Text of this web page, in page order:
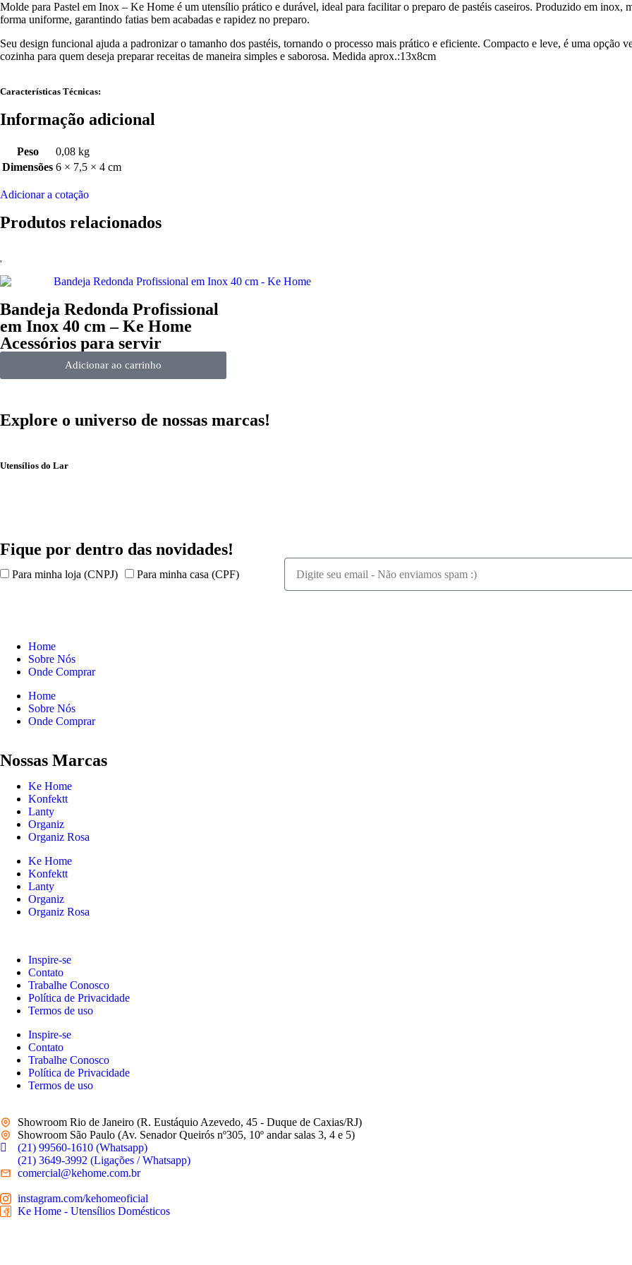
Molde para Pastel em Inox – Ke Home é um utensílio prático e durável, ideal para facilitar o preparo de pastéis caseiros. Produzido em inox,
forma uniforme, garantindo fatias bem acabadas e rapidez no preparo.
Seu design funcional ajuda a padronizar o tamanho dos pastéis, tornando o processo mais prático e eficiente. Compacto e leve, é uma opção
cozinha para quem deseja preparar receitas de maneira simples e saborosa. Medida aprox.:13x8cm
Características Técnicas:
Informação adicional
Peso
0,08 kg
Dimensões 6 × 7,5 × 4 cm
Adicionar a cotação
Produtos relacionados
Bandeja Redonda Profissional
em Inox 40 cm – Ke Home
Acessórios para servir
Adicionar ao carrinho
Explore o universo de nossas marcas!
Utensílios do Lar
Fique por dentro das novidades!
Para minha loja (CNPJ) Para minha casa (CPF)
Home
Sobre Nós
Onde Comprar
Home
Sobre Nós
Onde Comprar
Nossas Marcas
Ke Home
Konfektt
Lanty
Organiz
Organiz Rosa
Ke Home
Konfektt
Lanty
Organiz
Organiz Rosa
Inspire-se
Contato
Trabalhe Conosco
Política de Privacidade
Termos de uso
Inspire-se
Contato
Trabalhe Conosco
Política de Privacidade
Termos de uso
Showroom Rio de Janeiro (R. Eustáquio Azevedo, 45 - Duque de Caxias/RJ)
Showroom São Paulo (Av. Senador Queirós nº305, 10º andar salas 3, 4 e 5)
(21) 99560-1610 (Whatsapp)
(21) 3649-3992 (Ligações / Whatsapp)
comercial@kehome.com.br
instagram.com/kehomeoficial
Ke Home - Utensílios Domésticos